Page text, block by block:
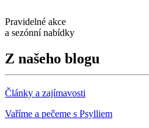
Pravidelné akce
a sezónní nabídky
Z našeho blogu
Články a zajímavosti
Vaříme a pečeme s Psylliem